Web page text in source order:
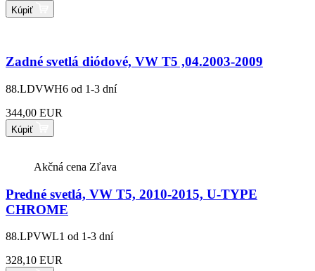
Kúpiť
Zadné svetlá diódové, VW T5 ,04.2003-2009
88.LDVWH6 od 1-3 dní
344,00 EUR
Kúpiť
Akčná cena Zľava
Predné svetlá, VW T5, 2010-2015, U-TYPE
CHROME
88.LPVWL1 od 1-3 dní
328,10 EUR